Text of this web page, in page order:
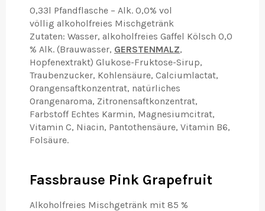
0,33l Pfandflasche – Alk. 0,0% vol
völlig alkoholfreies Mischgetränk
Zutaten: Wasser, alkoholfreies Gaffel Kölsch 0,0
% Alk. (Brauwasser, GERSTENMALZ,
Hopfenextrakt) Glukose-Fruktose-Sirup,
Traubenzucker, Kohlensäure, Calciumlactat,
Orangensaftkonzentrat, natürliches
Orangenaroma, Zitronensaftkonzentrat,
Farbstoff Echtes Karmin, Magnesiumcitrat,
Vitamin C, Niacin, Pantothensäure, Vitamin B6,
Folsäure.
Fassbrause Pink Grapefruit
Alkoholfreies Mischgetränk mit 85 %